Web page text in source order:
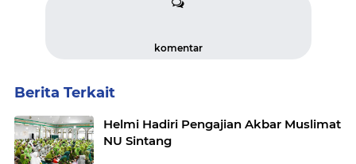
komentar
Berita Terkait
Helmi Hadiri Pengajian Akbar Muslimat
NU Sintang